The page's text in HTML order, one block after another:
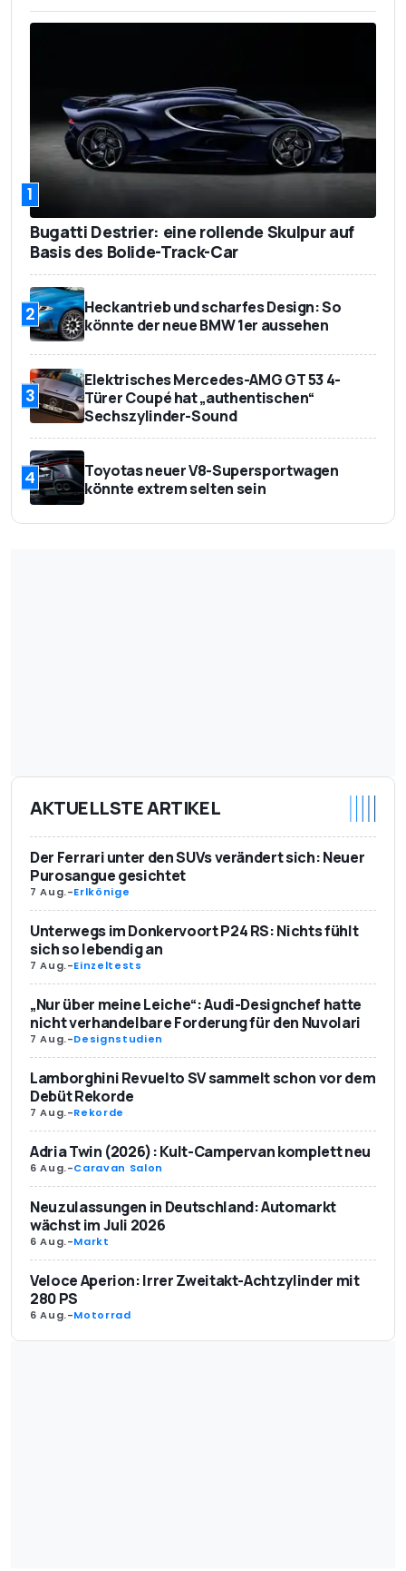
1
Bugatti Destrier: eine rollende Skulpur auf
Basis des Bolide-Track-Car
2
Heckantrieb und scharfes Design: So
könnte der neue BMW 1er aussehen
3
Elektrisches Mercedes-AMG GT 53 4-
Türer Coupé hat „authentischen“
Sechszylinder-Sound
4
Toyotas neuer V8-Supersportwagen
könnte extrem selten sein
AKTUELLSTE ARTIKEL
Der Ferrari unter den SUVs verändert sich: Neuer
Purosangue gesichtet
7 Aug.-Erlkönige
Unterwegs im Donkervoort P24 RS: Nichts fühlt
sich so lebendig an
7 Aug.-Einzeltests
„Nur über meine Leiche“: Audi-Designchef hatte
nicht verhandelbare Forderung für den Nuvolari
7 Aug.-Designstudien
Lamborghini Revuelto SV sammelt schon vor dem
Debüt Rekorde
7 Aug.-Rekorde
Adria Twin (2026): Kult-Campervan komplett neu
6 Aug.-Caravan Salon
Neuzulassungen in Deutschland: Automarkt
wächst im Juli 2026
6 Aug.-Markt
Veloce Aperion: Irrer Zweitakt-Achtzylinder mit
280 PS
6 Aug.-Motorrad